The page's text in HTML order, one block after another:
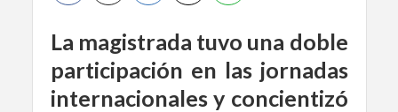
La magistrada tuvo una doble
participación en las jornadas
internacionales y concientizó